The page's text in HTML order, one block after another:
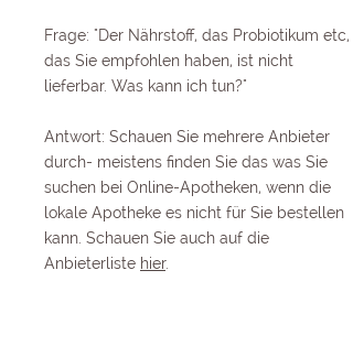
Frage: "Der Nährstoff, das Probiotikum etc,
das Sie empfohlen haben, ist nicht
lieferbar. Was kann ich tun?"
Antwort: Schauen Sie mehrere Anbieter
durch- meistens finden Sie das was Sie
suchen bei Online-Apotheken, wenn die
lokale Apotheke es nicht für Sie bestellen
kann. Schauen Sie auch auf die
Anbieterliste hier.